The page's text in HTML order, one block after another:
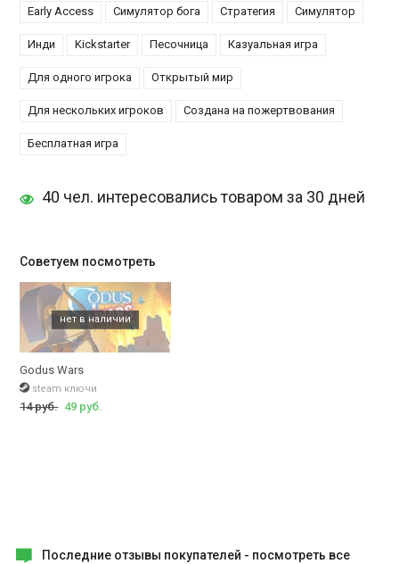
Early Access
Симулятор бога Стратегия Симулятор
Инди Kickstarter Песочница Казуальная игра
Для одного игрока Открытый мир
Для нескольких игроков Создана на пожертвования
Бесплатная игра
40 чел. интересовались товаром за 30 дней
Советуем посмотреть
Godus Wars
steam ключи
14 руб. 49 руб.
Последние отзывы покупателей - посмотреть все